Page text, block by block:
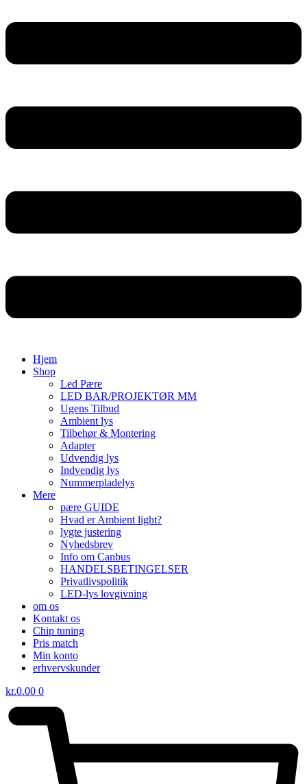
Hjem
Shop
Led Pære
LED BAR/PROJEKTØR MM
Ugens Tilbud
Ambient lys
Tilbehør & Montering
Adapter
Udvendig lys
Indvendig lys
Nummerpladelys
Mere
pære GUIDE
Hvad er Ambient light?
lygte justering
Nyhedsbrev
Info om Canbus
HANDELSBETINGELSER
Privatlivspolitik
LED-lys lovgivning
om os
Kontakt os
Chip tuning
Pris match
Min konto
erhvervskunder
kr.0.00 0